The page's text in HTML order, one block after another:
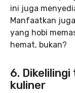
ini juga
Manfaatkan
yang hobi
hemat, bukan?
6.
kuliner